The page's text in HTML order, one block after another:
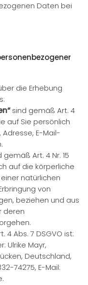
Daten bei
die Erhebung
sind gemäß Art. 4
auf Sie persönlich
Adresse, E-Mail-
gemäß Art. 4 Nr. 15
auf die körperliche
natürlichen
von
beziehen und aus
deren
4 Abs. 7 DSGVO ist:
Ulrike Mayr,
Deutschland,
74275, E-Mail: